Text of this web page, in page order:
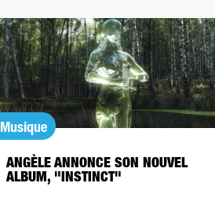
Musique
ANGÈLE ANNONCE SON NOUVEL
ALBUM, "INSTINCT"